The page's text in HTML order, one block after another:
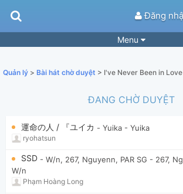
Đăng
Menu
Tìm theo hợp âm
Quản lý > Bài hát chờ duyệt > I've Never Been in
ĐANG CHỜ DUYỆT
運命の人 / 『ユイカ - Yuika - Yuika
ryohatsun
SSD - W/n, 267, Nguyenn, PAR SG - 267,
W/n
Phạm Hoàng Long